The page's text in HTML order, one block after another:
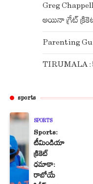
Greg
అయినా గ్రేట్
Parenting
TIRUMALA
sports
SPORTS
Sports:
టీమిండియా
క్రికెట్
ధమాకా:
రాబోయే